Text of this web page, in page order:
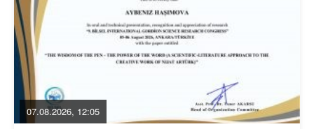
07.08.2026, 12:05